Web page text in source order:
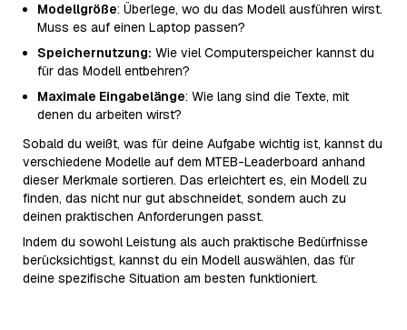
Modellgröße: Überlege, wo du das Modell ausführen wirst.
Muss es auf einen Laptop passen?
Speichernutzung: Wie viel Computerspeicher kannst du
für das Modell entbehren?
Maximale Eingabelänge: Wie lang sind die Texte, mit
denen du arbeiten wirst?
Sobald du weißt, was für deine Aufgabe wichtig ist, kannst du
verschiedene Modelle auf dem MTEB-Leaderboard anhand
dieser Merkmale sortieren. Das erleichtert es, ein Modell zu
finden, das nicht nur gut abschneidet, sondern auch zu
deinen praktischen Anforderungen passt.
Indem du sowohl Leistung als auch praktische Bedürfnisse
berücksichtigst, kannst du ein Modell auswählen, das für
deine spezifische Situation am besten funktioniert.